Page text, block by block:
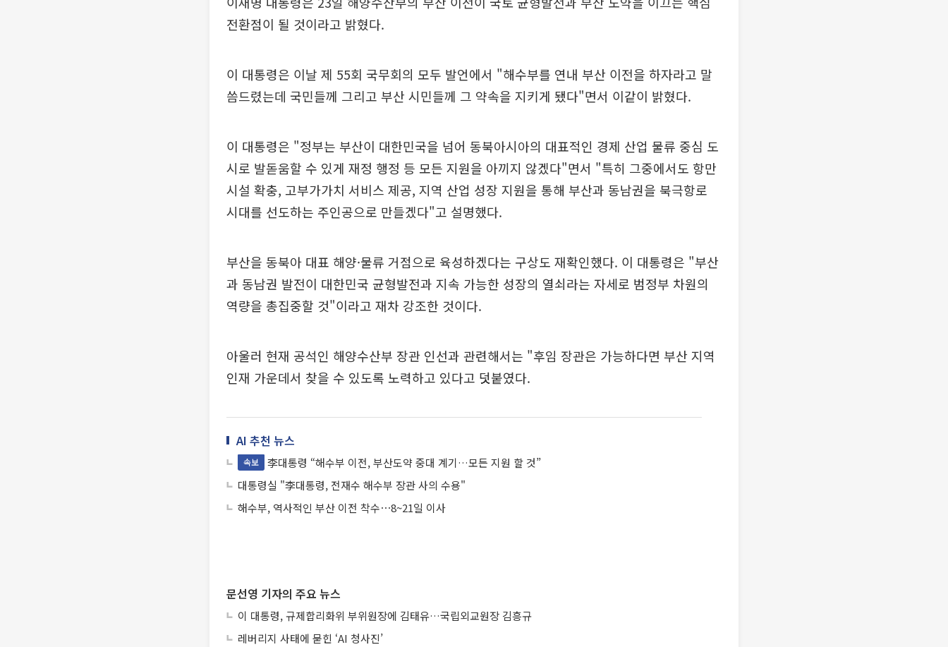
전환점이 될 것이라고 밝혔다.
이 대통령은 이날 제 55회 국무회의 모두 발언에서 "해수부를 연내 부산 이전을 하자라고 말
씀드렸는데 국민들께 그리고 부산 시민들께 그 약속을 지키게 됐다"면서 이같이 밝혔다.
이 대통령은 "정부는 부산이 대한민국을 넘어 동북아시아의 대표적인 경제 산업 물류 중심 도
시로 발돋움할 수 있게 재정 행정 등 모든 지원을 아끼지 않겠다"면서 "특히 그중에서도 항만
시설 확충, 고부가가치 서비스 제공, 지역 산업 성장 지원을 통해 부산과 동남권을 북극항로
시대를 선도하는 주인공으로 만들겠다"고 설명했다.
부산을 동북아 대표 해양·물류 거점으로 육성하겠다는 구상도 재확인했다. 이 대통령은 "부산
과 동남권 발전이 대한민국 균형발전과 지속 가능한 성장의 열쇠라는 자세로 범정부 차원의
역량을 총집중할 것"이라고 재차 강조한 것이다.
아울러 현재 공석인 해양수산부 장관 인선과 관련해서는 "후임 장관은 가능하다면 부산 지역
인재 가운데서 찾을 수 있도록 노력하고 있다고 덧붙였다.
AI 추천 뉴스
속보
李대통령 “해수부 이전, 부산도약 중대 계기…모든 지원 할 것”
대통령실 "李대통령, 전재수 해수부 장관 사의 수용"
해수부, 역사적인 부산 이전 착수⋯8~21일 이사
문선영 기자의 주요 뉴스
이 대통령, 규제합리화위 부위원장에 김태유…국립외교원장 김흥규
레버리지 사태에 묻힌 ‘AI 청사진’